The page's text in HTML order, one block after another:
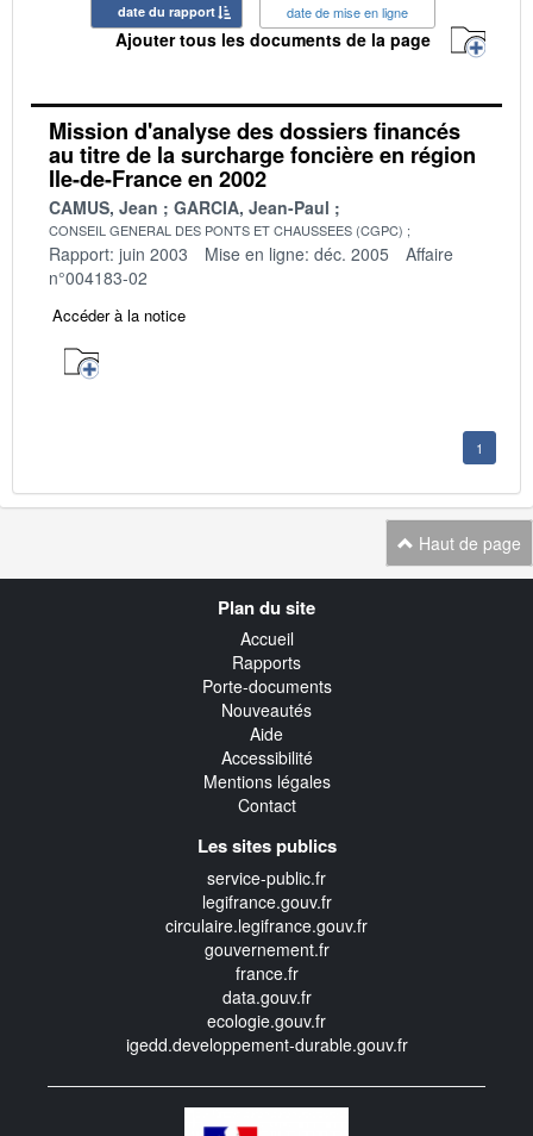
date du rapport date de mise en ligne
Ajouter tous les documents de la page
Mission d'analyse des dossiers financés
au titre de la surcharge foncière en région
Ile-de-France en 2002
CAMUS, Jean GARCIA, Jean-Paul
CONSEIL GENERAL DES PONTS ET CHAUSSEES (CGPC)
Rapport: juin 2003 Mise en ligne: déc. 2005
Affaire
n°004183-02
Accéder à la notice
1
Haut de page
Plan du site
Accueil
Rapports
Porte-documents
Nouveautés
Aide
Accessibilité
Mentions légales
Contact
Les sites publics
service-public.fr
legifrance.gouv.fr
circulaire.legifrance.gouv.fr
gouvernement.fr
france.fr
data.gouv.fr
ecologie.gouv.fr
igedd.developpement-durable.gouv.fr